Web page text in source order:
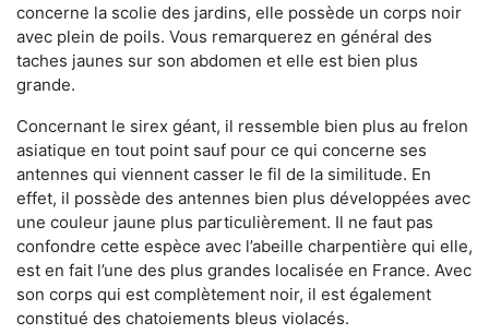
concerne la scolie des jardins, elle possède un corps noir
avec plein de poils. Vous remarquerez en général des
taches jaunes sur son abdomen et elle est bien plus
grande.
Concernant le sirex géant, il ressemble bien plus au frelon
asiatique en tout point sauf pour ce qui concerne ses
antennes qui viennent casser le fil de la similitude. En
effet, il possède des antennes bien plus développées avec
une couleur jaune plus particulièrement. Il ne faut pas
confondre cette espèce avec l’abeille charpentière qui elle,
est en fait l’une des plus grandes localisée en France. Avec
son corps qui est complètement noir, il est également
constitué des chatoiements bleus violacés.